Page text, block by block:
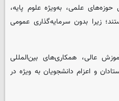
علمی، به‌ویژه علوم پایه،
زیرا بدون سرمایه‌گذاری عمومی
عالی، همکاری‌های بین‌المللی
و اعزام دانشجویان به ویژه در